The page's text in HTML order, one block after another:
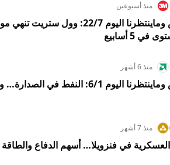
منذ أسبوعين
ملخص الأسواق: ماحدث بالأمس وماينتظرنا
5 أسابيع
منذ 6 أشهر
ملخص الأسواق: ماحدث بالأمس وماينتظرنا اليوم 6/
منذ 7 أشهر
في فنزويلا… أسهم الدفاع